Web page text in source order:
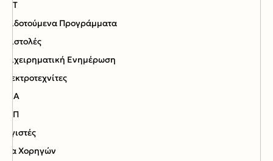
ΕΟΤ
Επιδοτούμενα Προγράμματα
Επιστολές
Επιχειρηματική Ενημέρωση
Ηλεκτροτεχνίτες
Ι.Κ.Α
ΙΤΕΠ
Λογιστές
Νέα Χορηγών